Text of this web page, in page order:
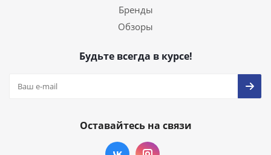
Бренды
Обзоры
Будьте всегда в курсе!
Оставайтесь на связи